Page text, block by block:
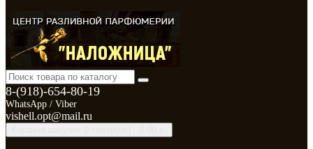
8-(918)-654-80-19
WhatsApp / Viber
vishell.opt@mail.ru